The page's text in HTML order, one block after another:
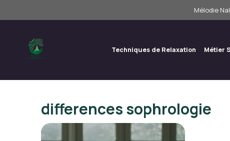
au
Mélodie
Techniques de Relaxation Métier
differences sophrologie